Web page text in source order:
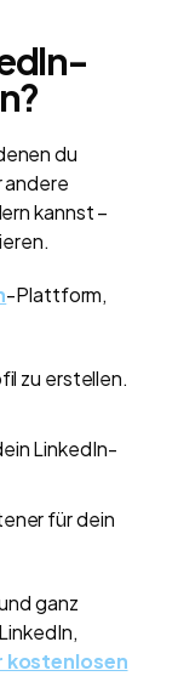
du
andere
kannst –
-Plattform,
zu erstellen.
LinkedIn-
für dein
ganz
kostenlosen